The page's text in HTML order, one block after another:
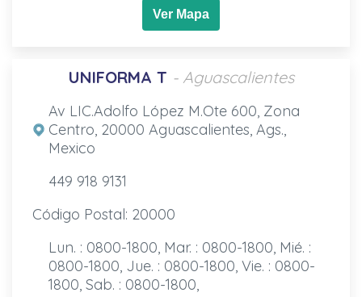
Ver Mapa
UNIFORMA T - Aguascalientes
Av LIC.Adolfo López M.Ote 600, Zona
Centro, 20000 Aguascalientes, Ags.,
Mexico
449 918 9131
Código Postal: 20000
Lun. : 0800-1800, Mar. : 0800-1800, Mié. :
0800-1800, Jue. : 0800-1800, Vie. : 0800-
1800, Sab. : 0800-1800,